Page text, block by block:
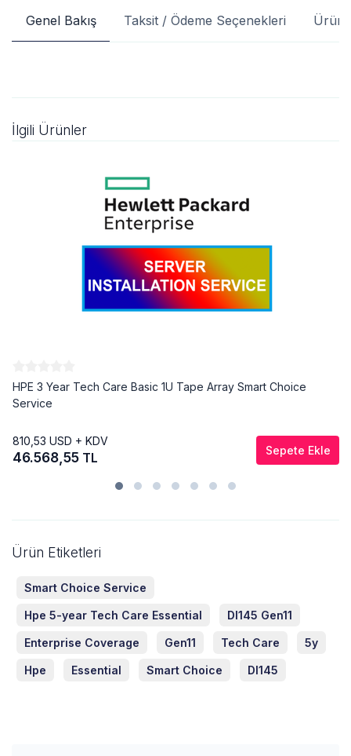
Genel Bakış Taksit / Ödeme Seçenekleri Ürün
İlgili Ürünler
HPE 3 Year Tech Care Basic 1U Tape Array Smart Choice
Service
810,53 USD + KDV
46.568,55 TL Sepete Ekle
Ürün Etiketleri
Smart Choice Service
Hpe 5-year Tech Care Essential Dl145 Gen11
Enterprise Coverage Gen11 Tech Care 5y
Hpe Essential Smart Choice Dl145